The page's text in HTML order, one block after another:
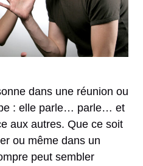
dans une réunion ou
: elle parle… parle… et
aux autres. Que ce soit
ou même dans un
peut sembler